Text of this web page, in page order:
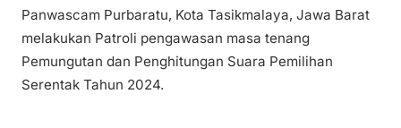
Panwascam Purbaratu, Kota Tasikmalaya, Jawa Barat
melakukan Patroli pengawasan masa tenang
Pemungutan dan Penghitungan Suara Pemilihan
Serentak Tahun 2024.